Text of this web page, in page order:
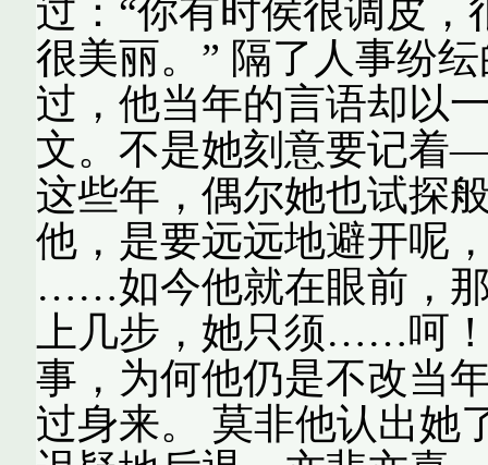
过：“你有时侯很调皮
很美丽。” 隔了人事纷
过，他当年的言语却以
文。不是她刻意要记着
这些年，偶尔她也试探
他，是要远远地避开呢
……如今他就在眼前，
上几步，她只须……呵
事，为何他仍是不改当
过身来。 莫非他认出